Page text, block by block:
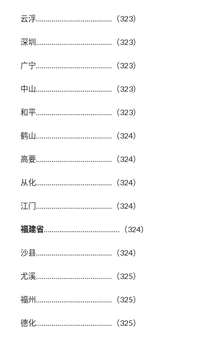
云浮…………………………………（323）
深圳…………………………………（323）
广宁…………………………………（323）
中山…………………………………（323）
和平…………………………………（323）
鹤山…………………………………（324）
高要…………………………………（324）
从化…………………………………（324）
江门…………………………………（324）
福建省…………………………………（324）
沙县…………………………………（324）
尤溪…………………………………（325）
福州…………………………………（325）
德化…………………………………（325）